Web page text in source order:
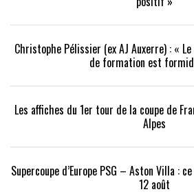
Christophe Pélissier (ex AJ Auxerre) : «
de formation est
Les affiches du 1er tour de la coupe de
Alpes
Supercoupe d’Europe PSG – Aston Villa :
12 août